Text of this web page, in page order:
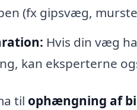
(fx gipsvæg,
Hvis din væg
kan eksperterne
til ophængning af